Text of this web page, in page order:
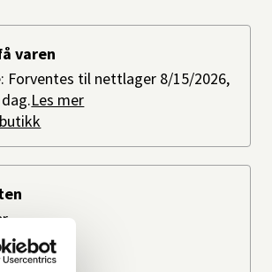
varen
Forventes til nettlager 8/15/2026,
Les mer